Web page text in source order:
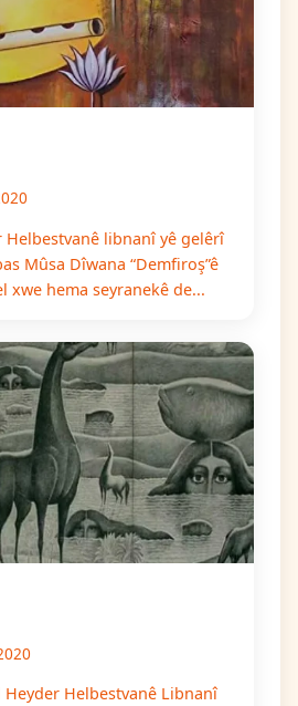
libnanî yê gelêrî
Mûsa Dîwana “Demfiroş”ê
xwe hema seyranekê de...
Helbestvanê Libnanî